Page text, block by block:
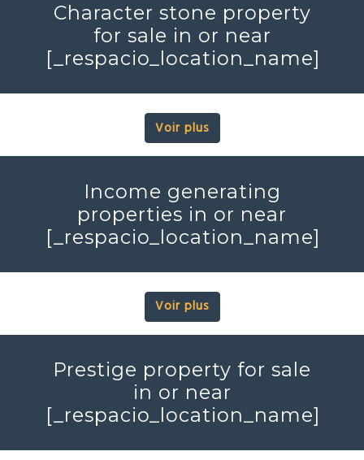
Character stone property
for sale in or near
[_respacio_location_name]
Voir plus
Income generating
properties in or near
[_respacio_location_name]
Voir plus
Prestige property for sale
in or near
[_respacio_location_name]